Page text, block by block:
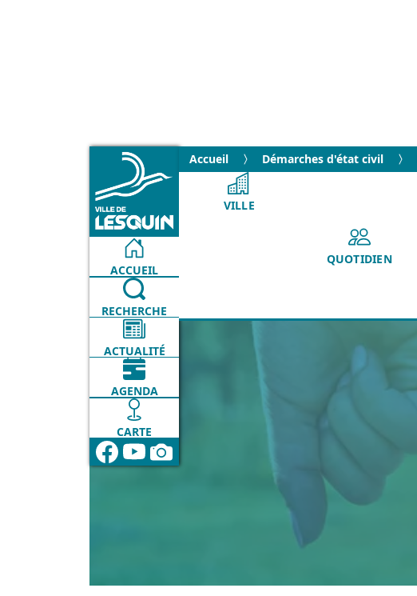
ACCUEIL
RECHERCHE
ACTUALITÉ
AGENDA
CARTE
Accueil Démarches d'état civil
VILLE
QUOTIDIEN